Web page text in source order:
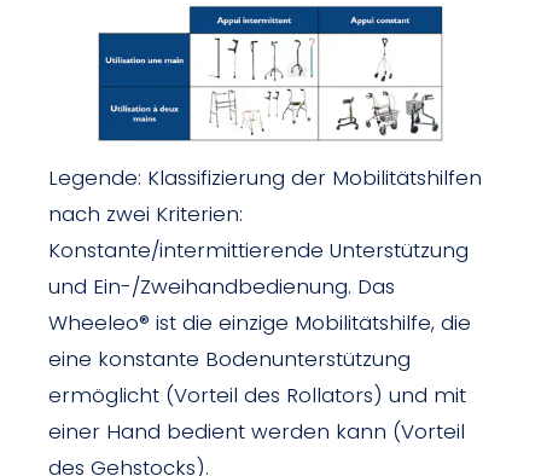
Legende: Klassifizierung der Mobilitätshilfen
nach zwei Kriterien:
Konstante/intermittierende Unterstützung
und Ein-/Zweihandbedienung. Das
Wheeleo® ist die einzige Mobilitätshilfe, die
eine konstante Bodenunterstützung
ermöglicht (Vorteil des Rollators) und mit
einer Hand bedient werden kann (Vorteil
des Gehstocks).